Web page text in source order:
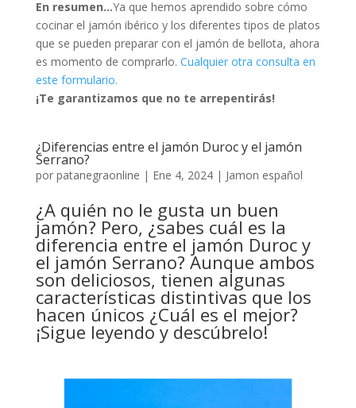
En resumen…Ya que hemos aprendido sobre cómo
cocinar el jamón ibérico y los diferentes tipos de platos
que se pueden preparar con el jamón de bellota, ahora
es momento de comprarlo. Cualquier otra consulta en
este formulario.
¡Te garantizamos que no te arrepentirás!
¿Diferencias entre el jamón Duroc y el jamón
Serrano?
por patanegraonline | Ene 4, 2024| Jamon español
¿A quién no le gusta un buen
jamón? Pero, ¿sabes cuál es la
diferencia entre el jamón Duroc y
el jamón Serrano? Aunque ambos
son deliciosos, tienen algunas
características distintivas que los
hacen únicos ¿Cuál es el mejor?
¡Sigue leyendo y descúbrelo!